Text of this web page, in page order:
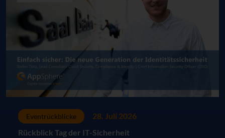
Eventrückblicke
28. Juli 2026
Rückblick Tag der IT-Sicherheit